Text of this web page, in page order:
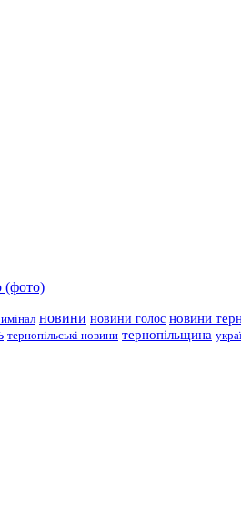
(фото)
новини новини голос новини
тернопільські новини тернопільщина